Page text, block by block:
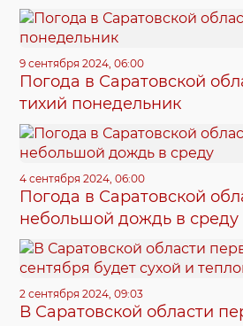
9 сентября 2024, 06:00
Погода в Саратовской
тихий понедельник
4 сентября 2024, 06:00
Погода в Саратовской
небольшой дождь в среду
2 сентября 2024, 09:03
В Саратовской области